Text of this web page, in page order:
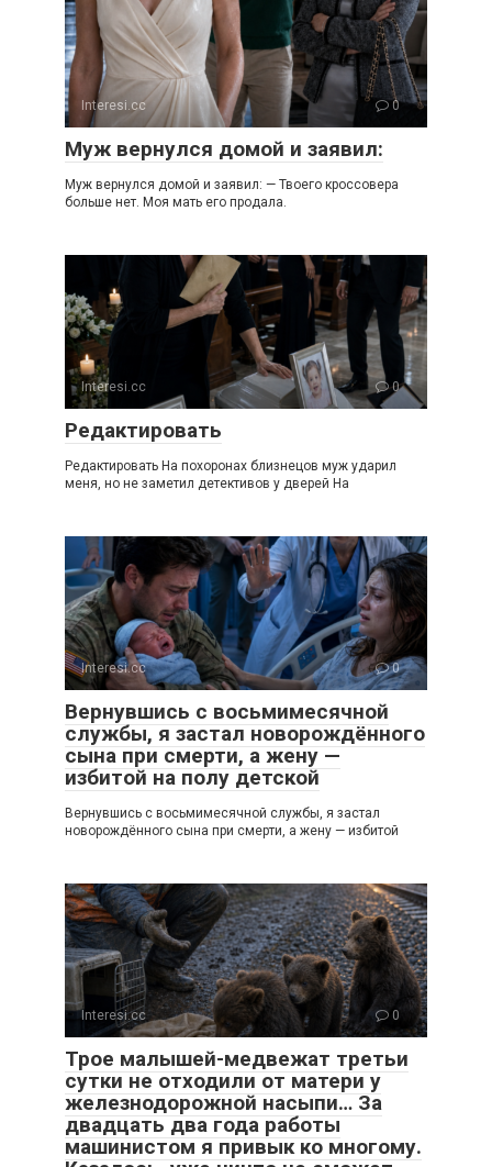
Interesi.cc 0
Муж вернулся домой и заявил:
Муж вернулся домой и заявил: — Твоего кроссовера
больше нет. Моя мать его продала.
Interesi.cc 0
Редактировать
Редактировать На похоронах близнецов муж ударил
меня, но не заметил детективов у дверей На
Interesi.cc 0
Вернувшись с восьмимесячной
службы, я застал новорождённого
сына при смерти, а жену —
избитой на полу детской
Вернувшись с восьмимесячной службы, я застал
новорождённого сына при смерти, а жену — избитой
Interesi.cc 0
Трое малышей-медвежат третьи
сутки не отходили от матери у
железнодорожной насыпи… За
двадцать два года работы
машинистом я привык ко многому.